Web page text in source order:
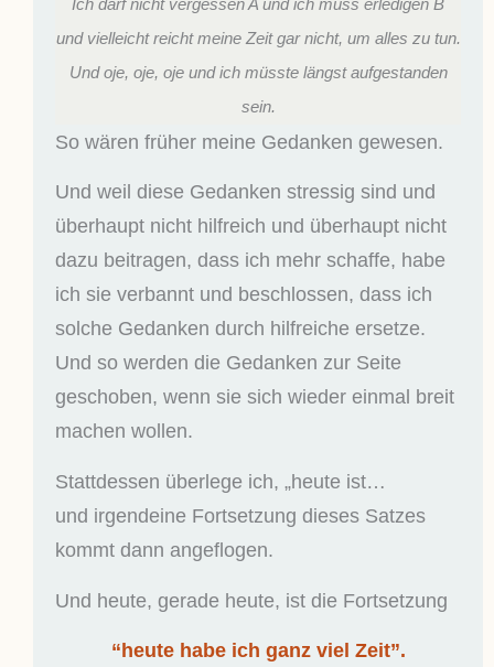
Ich darf nicht vergessen A und ich muss erledigen B
und vielleicht reicht meine Zeit gar nicht, um alles zu tun.
Und oje, oje, oje und ich müsste längst aufgestanden
sein.
So wären früher meine Gedanken gewesen.
Und weil diese Gedanken stressig sind und
überhaupt nicht hilfreich und überhaupt nicht
dazu beitragen, dass ich mehr schaffe, habe
ich sie verbannt und beschlossen, dass ich
solche Gedanken durch hilfreiche ersetze.
Und so werden die Gedanken zur Seite
geschoben, wenn sie sich wieder einmal breit
machen wollen.
Stattdessen überlege ich, „heute ist…
und irgendeine Fortsetzung dieses Satzes
kommt dann angeflogen.
Und heute, gerade heute, ist die Fortsetzung
“heute habe ich ganz viel Zeit”.